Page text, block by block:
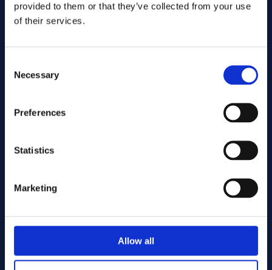
provided to them or that they’ve collected from your use
of their services.
Selection
Necessary
Preferences
Statistics
Marketing
Allow all
Associerade produkter